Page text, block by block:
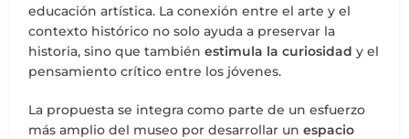
educación artística. La conexión entre el arte y el
contexto histórico no solo ayuda a preservar la
historia, sino que tambiénestimula la curiosidad y el
pensamiento crítico entre los jóvenes.
La propuesta se integra como parte de un esfuerzo
más amplio del museo por desarrollar unespacio